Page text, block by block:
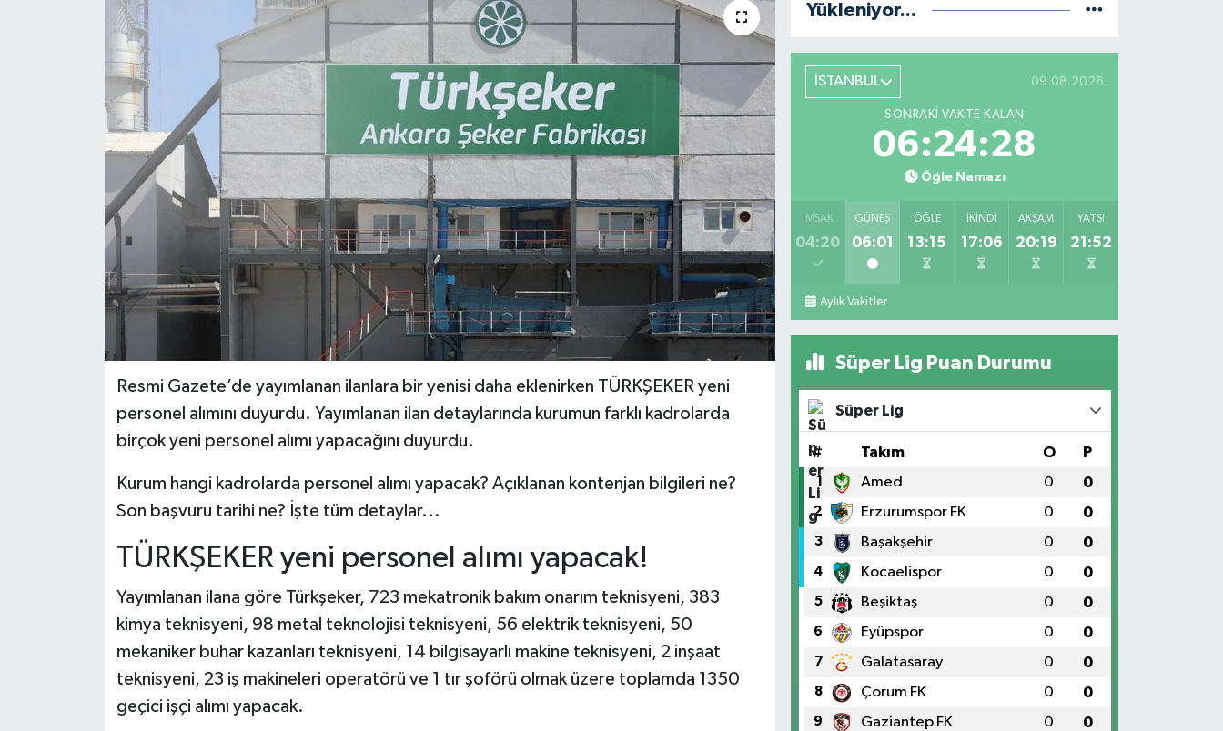
Resmi Gazete’de yayımlanan ilanlara bir yenisi daha eklenirken TÜRKŞEKER yeni
personel alımını duyurdu. Yayımlanan ilan detaylarında kurumun farklı kadrolarda
birçok yeni personel alımı yapacağını duyurdu.
Kurum hangi kadrolarda personel alımı yapacak? Açıklanan kontenjan bilgileri ne?
Son başvuru tarihi ne? İşte tüm detaylar...
TÜRKŞEKER yeni personel alımı yapacak!
Yayımlanan ilana göre Türkşeker, 723 mekatronik bakım onarım teknisyeni, 383
kimya teknisyeni, 98 metal teknolojisi teknisyeni, 56 elektrik teknisyeni, 50
mekaniker buhar kazanları teknisyeni, 14 bilgisayarlı makine teknisyeni, 2 inşaat
teknisyeni, 23 iş makineleri operatörü ve 1 tır şoförü olmak üzere toplamda 1350
geçici işçi alımı yapacak.
Yükleniyor...
İSTANBUL 09.08.2026
SONRAKI VAKTE KALAN
06:24:27
Öğle Namazı
İMSAK
04:20
GÜNEŞ
06:01
ÖĞLE
13:15
İKINDI
17:06
AKŞAM
20:19
YATSI
21:52
Aylık Vakitler
Süper Lig Puan Durumu
Süper Lig
# Takım O P
1 Amed 0 0
2 Erzurumspor FK 0 0
3 Başakşehir 0 0
4 Kocaelispor 0 0
5 Beşiktaş 0 0
6 Eyüpspor 0 0
7 Galatasaray 0 0
8 Çorum FK 0 0
9 Gaziantep FK 0 0